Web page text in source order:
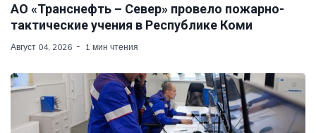
АО «Транснефть – Север» провело пожарно-
тактические учения в Республике Коми
Август 04, 2026 1 мин чтения